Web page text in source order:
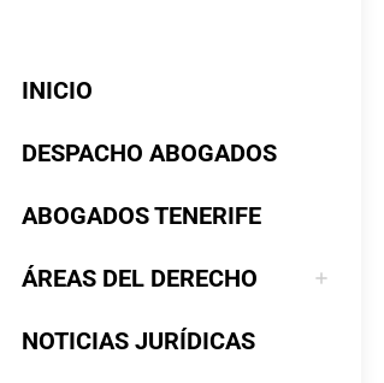
INICIO
DESPACHO ABOGADOS
ABOGADOS TENERIFE
ÁREAS DEL DERECHO
NOTICIAS JURÍDICAS